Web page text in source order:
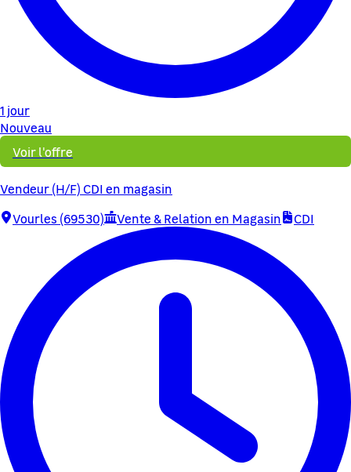
1 jour
Nouveau
Voir l'offre
Vendeur (H/F) CDI en magasin
Vourles (69530)
Vente & Relation en Magasin CDI